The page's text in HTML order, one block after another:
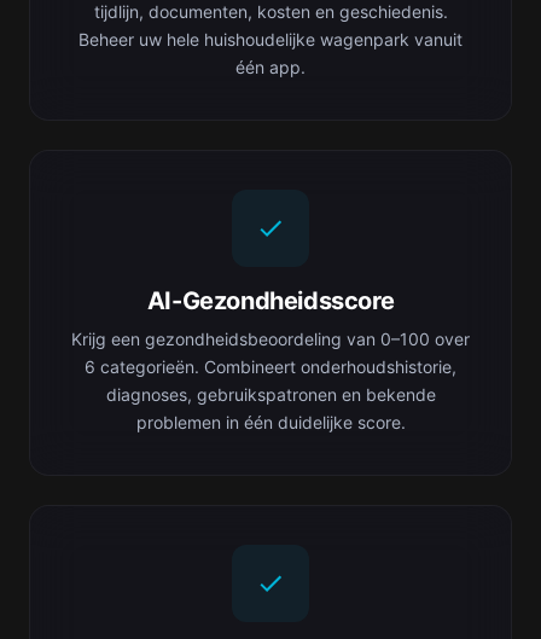
tijdlijn, documenten, kosten en geschiedenis.
Beheer uw hele huishoudelijke wagenpark vanuit
één app.
AI-Gezondheidsscore
Krijg een gezondheidsbeoordeling van 0–100 over
6 categorieën. Combineert onderhoudshistorie,
diagnoses, gebruikspatronen en bekende
problemen in één duidelijke score.